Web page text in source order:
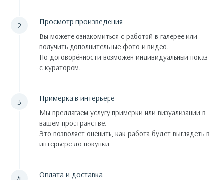
Просмотр произведения
Вы можете ознакомиться с работой в галерее или
получить дополнительные фото и видео.
По договорённости возможен индивидуальный показ
с куратором.
Примерка в интерьере
Мы предлагаем услугу примерки или визуализации в
вашем пространстве.
Это позволяет оценить, как работа будет выглядеть в
интерьере до покупки.
Оплата и доставка